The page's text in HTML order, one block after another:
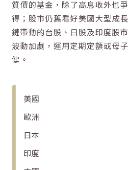
質債的基金，除了高息收外也
得；股市仍舊看好美國大型成
鏈帶動的台股、日股及印度股
波動加劇，運用定期定額或母
健。
美國
歐洲
日本
印度